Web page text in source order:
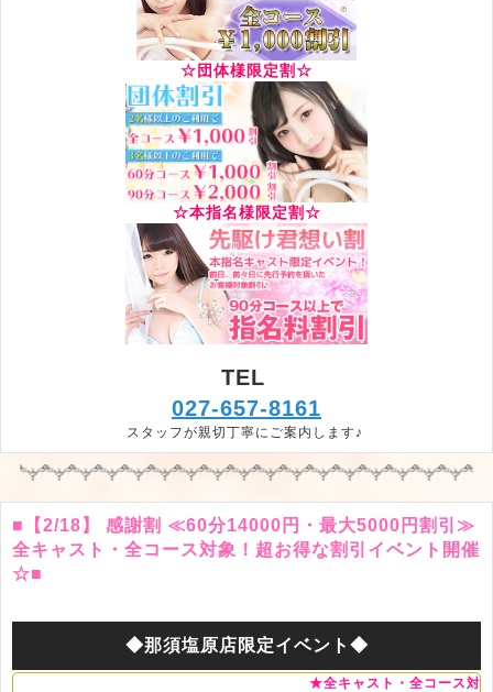
☆団体様限定割☆
☆本指名様限定割☆
TEL
027-657-8161
スタッフが親切丁寧にご案内します♪
■【2/18】 感謝割 ≪60分14000円・最大5000円割引≫
全キャスト・全コース対象！超お得な割引イベント開催
☆■
◆那須塩原店限定イベント◆
★全キャスト・全コース対象！★